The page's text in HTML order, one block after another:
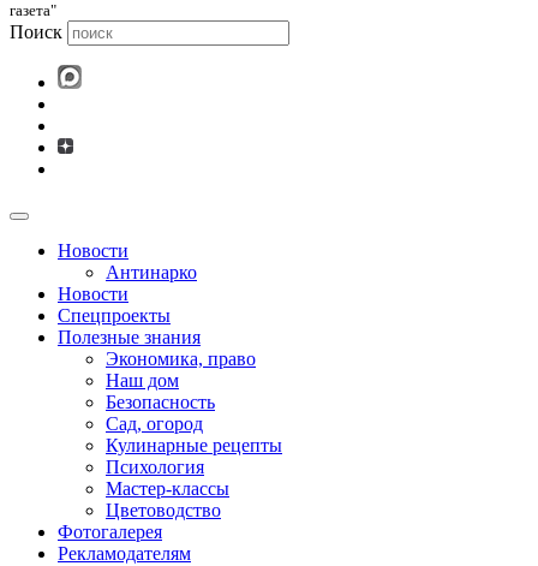
газета"
Поиск
Новости
Антинарко
Новости
Спецпроекты
Полезные знания
Экономика, право
Наш дом
Безопасность
Сад, огород
Кулинарные рецепты
Психология
Мастер-классы
Цветоводство
Фотогалерея
Рекламодателям